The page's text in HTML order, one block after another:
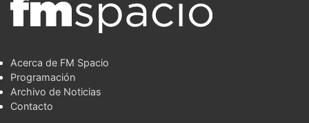
Acerca de FM Spacio
Programación
Archivo de Noticias
Contacto